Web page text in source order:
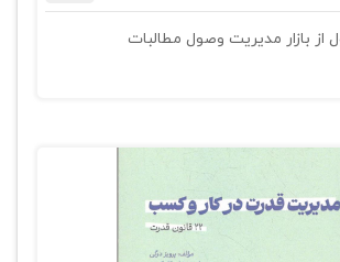
از بازار مدیریت وصول مطالبات